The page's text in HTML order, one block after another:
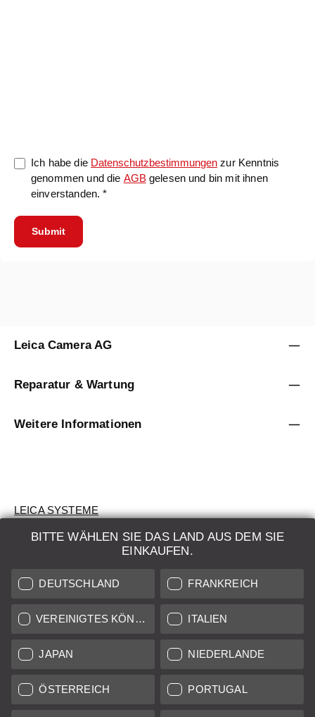
Ich habe die Datenschutzbestimmungen zur Kenntnis
genommen und die AGBgelesen und bin mit ihnen
einverstanden. *
Submit
BITTE WÄHLEN SIE DAS LAND AUS DEM SIE
EINKAUFEN.
DEUTSCHLAND FRANKREICH
VEREINIGTES KÖNIGREICH ITALIEN
JAPAN NIEDERLANDE
ÖSTERREICH PORTUGAL
Leica Camera AG
Reparatur & Wartung
Weitere Informationen
LEICA SYSTEME
BEWERTUNG
AUKTION
BRAND NEW
LEICA STORES